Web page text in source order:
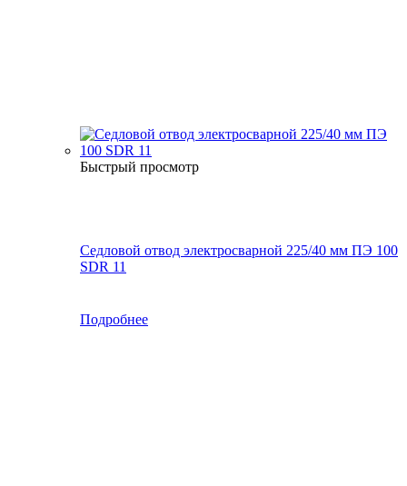
Быстрый просмотр
Седловой отвод электросварной 225/40 мм ПЭ 100
SDR 11
Подробнее